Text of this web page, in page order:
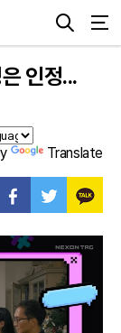
인정...
Translate